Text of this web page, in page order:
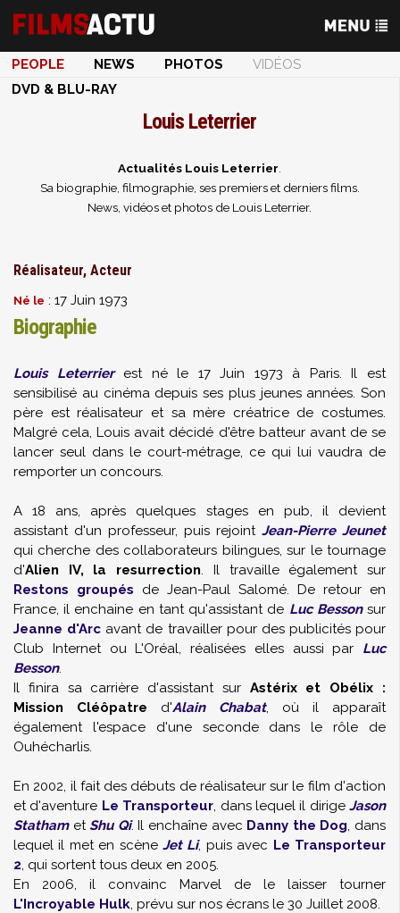
PEOPLE NEWS PHOTOS
VIDÉOS
DVD & BLU-RAY
Louis Leterrier
Actualités Louis Leterrier
Sa biographie, filmographie, ses premiers et derniers films.
News, vidéos et photos de Louis Leterrier.
Réalisateur, Acteur
Né le : 17 Juin 1973
Biographie
Louis Leterrierest né le 17 Juin 1973 à Paris. Il est
sensibilisé au cinéma depuis ses plus jeunes années. Son
père est réalisateur et sa mère créatrice de costumes.
Malgré cela, Louis avait décidé d'être batteur avant de se
lancer seul dans le court-métrage, ce qui lui vaudra de
remporter un concours.
A 18 ans, après quelques stages en pub, il devient
assistant d'un professeur, puis rejoint Jean-Pierre Jeunet
qui cherche des collaborateurs bilingues, sur le tournage
d'Alien IV, la resurrection. Il travaille également sur
Restons groupés de Jean-Paul Salomé. De retour en
France, il enchaine en tant qu'assistant de Luc Bessonsur
Jeanne d'Arc avant de travailler pour des publicités pour
Club Internet ou L'Oréal, réalisées elles aussi par Luc
Besson.
Il finira sa carrière d'assistant sur Astérix et Obélix :
Mission Cléôpatre d'Alain Chabat, où il apparaît
également l'espace d'une seconde dans le rôle de
Ouhécharlis.
En 2002, il fait des débuts de réalisateur sur le film d'action
et d'aventure Le Transporteur, dans lequel il dirige Jason
StathametShu Qi. Il enchaîne avec Danny the Dog, dans
lequel il met en scène Jet Li, puis avec Le Transporteur
2, qui sortent tous deux en 2005.
En 2006, il convainc Marvel de le laisser tourner
L'Incroyable Hulk, prévu sur nos écrans le 30 Juillet 2008.